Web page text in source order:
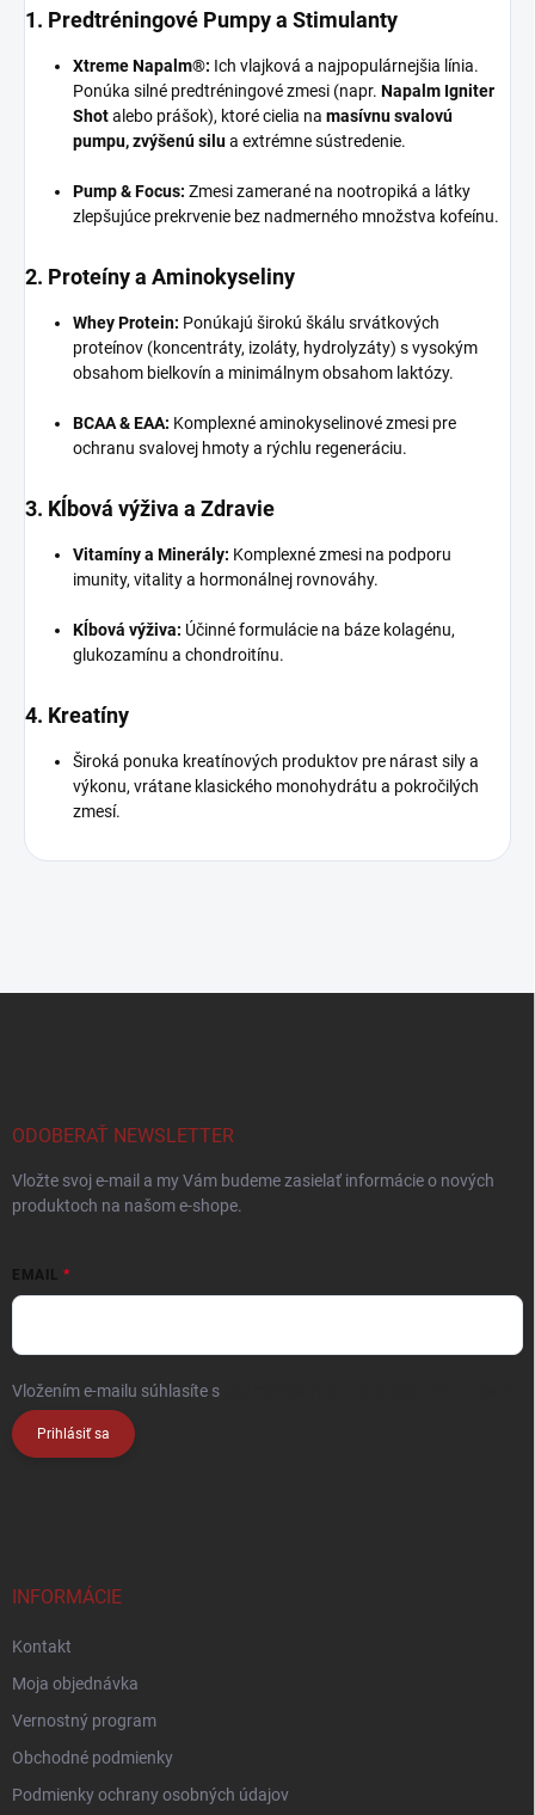
1. Predtréningové Pumpy a Stimulanty
Xtreme Napalm®: Ich vlajková a najpopulárnejšia línia.
Ponúka silné predtréningové zmesi (napr. Napalm Igniter
Shotalebo prášok), ktoré cielia na masívnu svalovú
pumpu, zvýšenú silua extrémne sústredenie.
Pump & Focus: Zmesi zamerané na nootropiká a látky
zlepšujúce prekrvenie bez nadmerného množstva kofeínu.
2. Proteíny a Aminokyseliny
Whey Protein: Ponúkajú širokú škálu srvátkových
proteínov (koncentráty, izoláty, hydrolyzáty) s vysokým
obsahom bielkovín a minimálnym obsahom laktózy.
BCAA & EAA: Komplexné aminokyselinové zmesi pre
ochranu svalovej hmoty a rýchlu regeneráciu.
3. Kĺbová výživa a Zdravie
Vitamíny a Minerály: Komplexné zmesi na podporu
imunity, vitality a hormonálnej rovnováhy.
Kĺbová výživa: Účinné formulácie na báze kolagénu,
glukozamínu a chondroitínu.
4. Kreatíny
Široká ponuka kreatínových produktov pre nárast sily a
výkonu, vrátane klasického monohydrátu a pokročilých
zmesí.
ODOBERAŤ NEWSLETTER
Vložte svoj e-mail a my Vám budeme zasielať informácie o nových
produktoch na našom e-shope.
EMAIL
Vložením e-mailu súhlasíte s
Prihlásiť sa
INFORMÁCIE
Kontakt
Moja objednávka
Vernostný program
Obchodné podmienky
Podmienky ochrany osobných údajov